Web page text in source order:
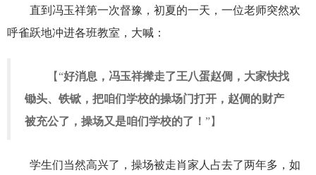
直到冯玉祥第一次督豫，初夏的一天，一位老师突然欢
呼雀跃地冲进各班教室，大喊：
【“好消息，冯玉祥撵走了王八蛋赵倜，大家快找
锄头、铁锨，把咱们学校的操场门打开，赵倜的财产
被充公了，操场又是咱们学校的了！ ”】
学生们当然高兴了，操场被走肖家人占去了两年多，如